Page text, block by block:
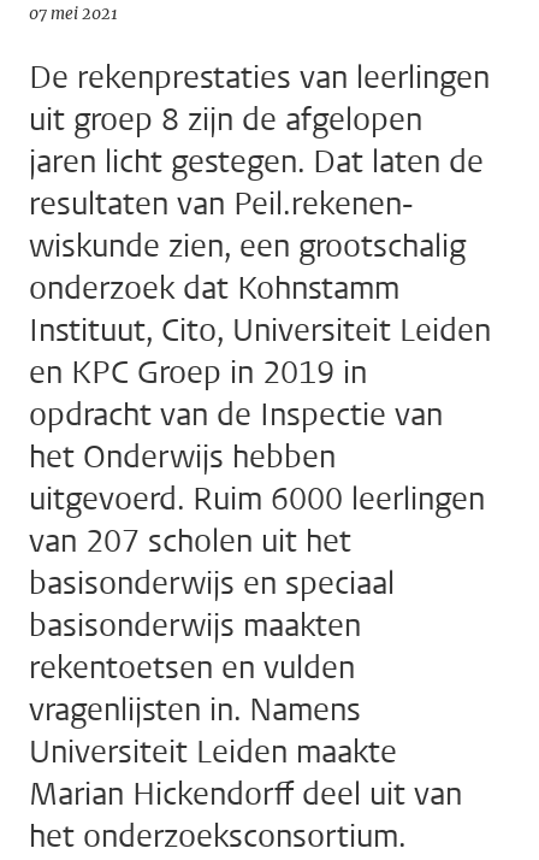
07 mei 2021
De rekenprestaties van leerlingen
uit groep 8 zijn de afgelopen
jaren licht gestegen. Dat laten de
resultaten van Peil.rekenen-
wiskunde zien, een grootschalig
onderzoek dat Kohnstamm
Instituut, Cito, Universiteit Leiden
en KPC Groep in 2019 in
opdracht van de Inspectie van
het Onderwijs hebben
uitgevoerd. Ruim 6000 leerlingen
van 207 scholen uit het
basisonderwijs en speciaal
basisonderwijs maakten
rekentoetsen en vulden
vragenlijsten in. Namens
Universiteit Leiden maakte
Marian Hickendorff deel uit van
het onderzoeksconsortium.